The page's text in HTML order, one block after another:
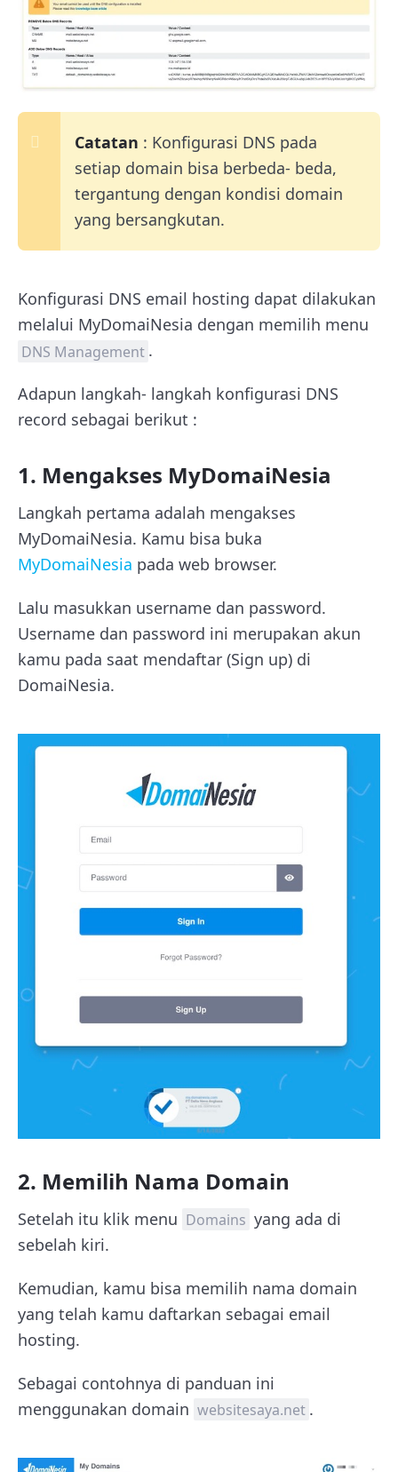
Catatan : Konfigurasi DNS pada
setiap domain bisa berbeda- beda,
tergantung dengan kondisi domain
yang bersangkutan.
Konfigurasi DNS email hosting dapat dilakukan
melalui MyDomaiNesia dengan memilih menu
DNS Management .
Adapun langkah- langkah konfigurasi DNS
record sebagai berikut :
1. Mengakses MyDomaiNesia
Langkah pertama adalah mengakses
MyDomaiNesia. Kamu bisa buka
MyDomaiNesia pada web browser.
Lalu masukkan username dan password.
Username dan password ini merupakan akun
kamu pada saat mendaftar (Sign up) di
DomaiNesia.
2. Memilih Nama Domain
Setelah itu klik menu Domains yang ada di
sebelah kiri.
Kemudian, kamu bisa memilih nama domain
yang telah kamu daftarkan sebagai email
hosting.
Sebagai contohnya di panduan ini
menggunakan domain websitesaya.net .